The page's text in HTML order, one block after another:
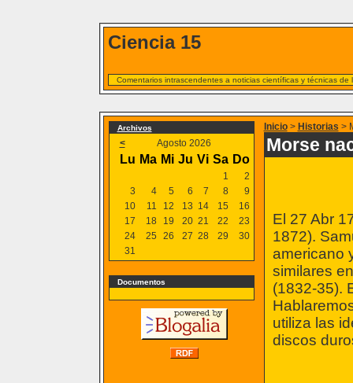
Ciencia 15
Comentarios intrascendentes a noticias científicas y técnicas de
Archivos
< Agosto 2026
Lu Ma Mi Ju Vi Sa Do
1
2
3
4 5 6 7 8
9
10
11 12 13 14 15
16
17
18 19 20 21 22
23
24
25 26 27 28 29
30
31
Documentos
Inicio> Historias >
Morse
El 27 Abr
1872).
americano
similares
(1832-35).
utiliza las
discos